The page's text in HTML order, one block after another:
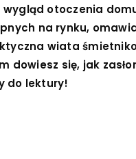
otoczenia
na rynku,
wiata
się, jak
do lektury!